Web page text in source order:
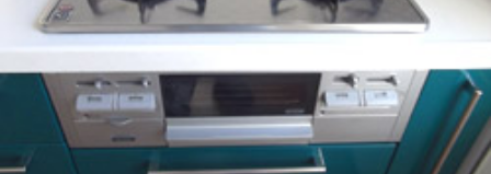
CONTACT
NEWS
最新情報